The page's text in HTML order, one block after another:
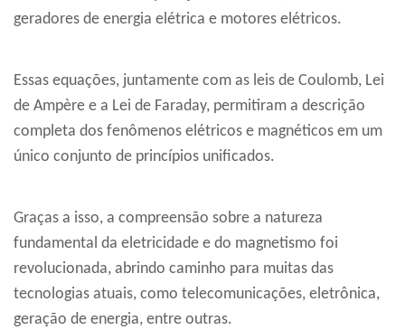
geradores de energia elétrica e motores elétricos.
Essas equações, juntamente com as leis de Coulomb, Lei
de Ampère e a Lei de Faraday, permitiram a descrição
completa dos fenômenos elétricos e magnéticos em um
único conjunto de princípios unificados.
Graças a isso, a compreensão sobre a natureza
fundamental da eletricidade e do magnetismo foi
revolucionada, abrindo caminho para muitas das
tecnologias atuais, como telecomunicações, eletrônica,
geração de energia, entre outras.